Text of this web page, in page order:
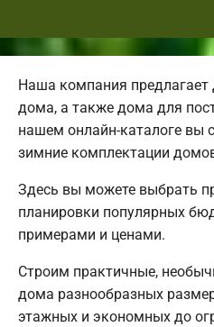
Наша компания предлагает
дома, а также дома для
нашем онлайн-каталоге вы
зимние комплектации
Здесь вы можете выбрать
планировки популярных
примерами и ценами.
Строим практичные,
дома разнообразных
этажных и экономных до